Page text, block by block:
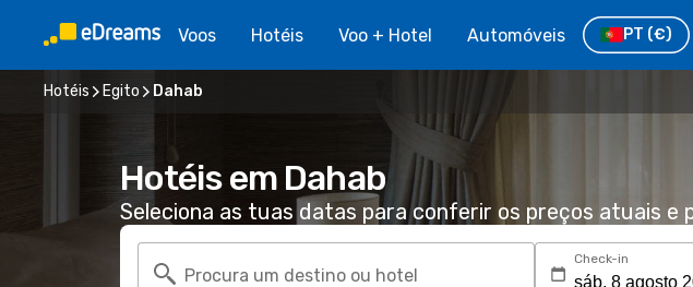
Voos Hotéis Voo + Hotel Automóveis PT (€)
Hotéis Egito Dahab
Hotéis em Dahab
Seleciona as tuas datas para conferir os preços atuais e
Procura um destino ou hotel
Check-in